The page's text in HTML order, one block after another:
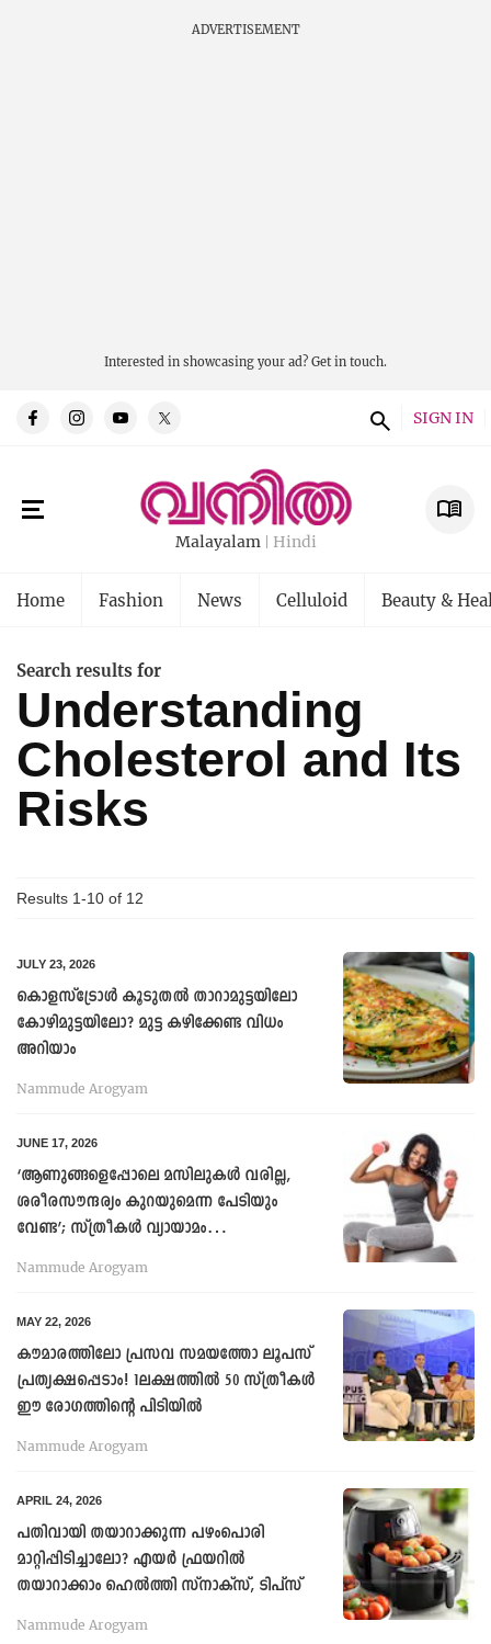
ADVERTISEMENT
Interested in showcasing your ad? Get in touch.
SIGN IN
Malayalam Hindi
Home Fashion News Celluloid Beauty &
Search results for
Understanding
Cholesterol and Its
Risks
Results 1-10 of 12
JULY 23, 2026
കൊളസ്ട്രോൾ കൂടുതല്‍ താറാമുട്ടയിലോ
കോഴിമുട്ടയിലോ? മുട്ട കഴിക്കേണ്ട വിധം
അറിയാം
Nammude Arogyam
JUNE 17, 2026
‘ആണുങ്ങളെപ്പോലെ മസിലുകള്‍ വരില്ല,
ശരീരസൗന്ദര്യം കുറയുമെന്ന പേടിയും
വേണ്ട’; സ്ത്രീകള്‍ വ്യായാമം
Nammude Arogyam
MAY 22, 2026
കൗമാരത്തിലോ പ്രസവ സമയത്തോ ലൂപസ്
പ്രത്യക്ഷപ്പെടാം! 1ലക്ഷത്തിൽ 50 സ്ത്രീകൾ
ഈ രോഗത്തിന്റെ പിടിയിൽ
Nammude Arogyam
APRIL 24, 2026
പതിവായി തയാറാക്കുന്ന പഴംപൊരി
മാറ്റിപ്പിടിച്ചാലോ? എയർ ഫ്രയറിൽ
തയാറാക്കാം ഹെല്‍ത്തി സ്നാക്സ്, ടിപ്സ്
Nammude Arogyam